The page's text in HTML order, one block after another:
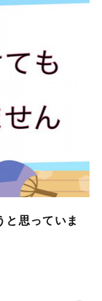
っていま